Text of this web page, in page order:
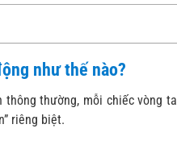
như thế nào?
thường, mỗi chiếc vòng
riêng biệt.